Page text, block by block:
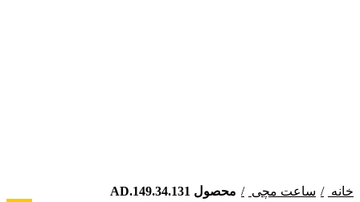
خانه
ساعت مچی محصول AD.149.34.131